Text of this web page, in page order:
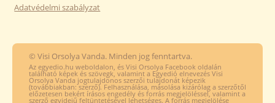
Adatvédelmi szabályzat
© Visi Orsolya Vanda. Minden jog fenntartva.
Az egyedio.hu weboldalon, és Visi Orsolya Facebook oldalán
található képek és szövegk, valamint a Egyedió elnevezés Visi
Orsolya Vanda jogtulajdonos szerzői tulajdonát képezik
(továbbiakban: szerző). Felhasználása, másolása kizárólag a szerzőtől
előzetesen bekért írásos engedély és forrás megjelöléssel, valamint a
szerző egyidejű feltüntetésével lehetséges. A forrás megjelölése